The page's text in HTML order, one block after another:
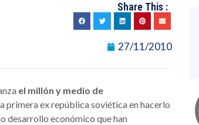
Share This :
27/11/2010
el millón y medio de
primera ex república soviética en hacerlo
desarrollo económico que han